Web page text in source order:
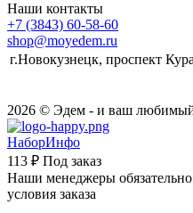
Наши контакты
+7 (3843) 60-58-60
shop@moyedem.ru
г.Новокузнецк, проспект
2026 © Эдем - и ваш
НаборИнфо
113 ₽ Под заказ
Наши менеджеры
условия заказа